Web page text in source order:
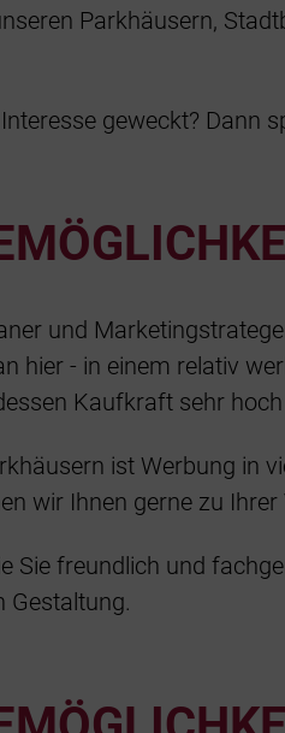
Parkhäusern,
geweckt? Dann
und
hier - in einem relativ
Kaufkraft sehr
ist Werbung in
wir Ihnen gerne zu
Sie freundlich und
Gestaltung.